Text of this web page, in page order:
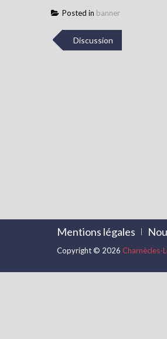
Posted in banner
Post
navigation
Discussion
Mentions légales
Copyright © 2026 Charnècles-